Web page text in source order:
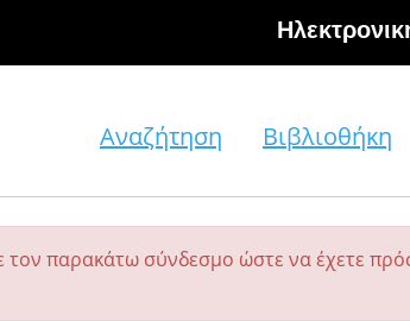
Αναζήτηση Βιβλιοθήκη
τον παρακάτω σύνδεσμο ώστε να έχετε